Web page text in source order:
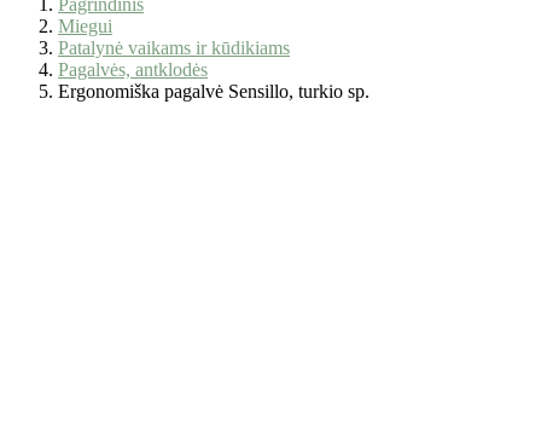
Pagrindinis
Miegui
Patalynė vaikams ir kūdikiams
Pagalvės, antklodės
Ergonomiška pagalvė Sensillo, turkio sp.